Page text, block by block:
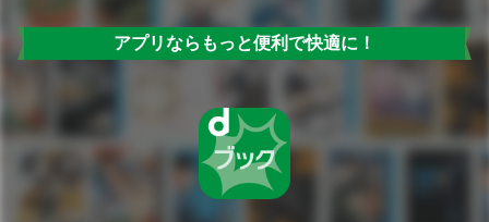
アプリならもっと便利で快適に！